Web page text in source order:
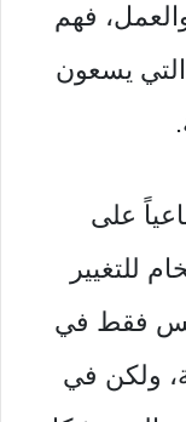
فهم
التي يسعون
على
للتغيير
ليس فقط في
ولكن في